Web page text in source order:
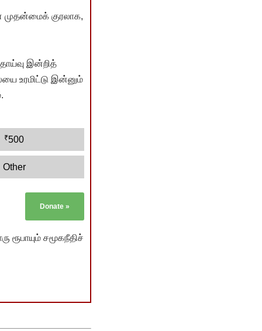
முதன்மைக் குரலாக,
இன்றித்
உரமிட்டு இன்னும்
₹500
Other
Donate »
சமூகநீதிச்